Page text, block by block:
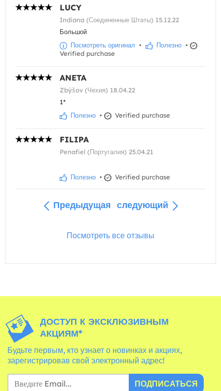
LUCY
Indiana (Соединенные Штаты) 15.12.22
Большой
Посмотреть оригинал • Полезно •
Verified purchase
ANETA
Zbýšov (Чехия) 18.04.22
1*
Полезно • Verified purchase
FILIPA
Penafiel (Португалия) 25.04.21
Полезно • Verified purchase
Предыдущая следующий
Посмотреть все отзывы
ДОСТУП К ЭКСКЛЮЗИВНЫМ
АКЦИЯМ*
Будьте первым, кто узнает о новинках и акциях,
зарегистрировав свой электронный адрес!
ПОДПИСАТЬСЯ